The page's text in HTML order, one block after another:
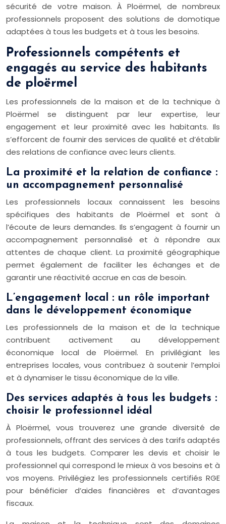
sécurité de votre maison. À Ploërmel, de nombreux
professionnels proposent des solutions de domotique
adaptées à tous les budgets et à tous les besoins.
Professionnels compétents et
engagés au service des habitants
de ploërmel
Les professionnels de la maison et de la technique à
Ploërmel se distinguent par leur expertise, leur
engagement et leur proximité avec les habitants. Ils
s’efforcent de fournir des services de qualité et d’établir
des relations de confiance avec leurs clients.
La proximité et la relation de confiance :
un accompagnement personnalisé
Les professionnels locaux connaissent les besoins
spécifiques des habitants de Ploërmel et sont à
l’écoute de leurs demandes. Ils s’engagent à fournir un
accompagnement personnalisé et à répondre aux
attentes de chaque client. La proximité géographique
permet également de faciliter les échanges et de
garantir une réactivité accrue en cas de besoin.
L’engagement local : un rôle important
dans le développement économique
Les professionnels de la maison et de la technique
contribuent activement au développement
économique local de Ploërmel. En privilégiant les
entreprises locales, vous contribuez à soutenir l’emploi
et à dynamiser le tissu économique de la ville.
Des services adaptés à tous les budgets :
choisir le professionnel idéal
À Ploërmel, vous trouverez une grande diversité de
professionnels, offrant des services à des tarifs adaptés
à tous les budgets. Comparer les devis et choisir le
professionnel qui correspond le mieux à vos besoins et à
vos moyens. Privilégiez les professionnels certifiés RGE
pour bénéficier d’aides financières et d’avantages
fiscaux.